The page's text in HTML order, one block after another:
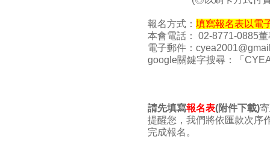
報名方式： 填寫報名表以電
本會電話： 02-8771-0885
電子郵件：
google關鍵字搜尋：「
請先填寫報名表(附件下載)
提醒您，我們將依匯款次序
完成報名。